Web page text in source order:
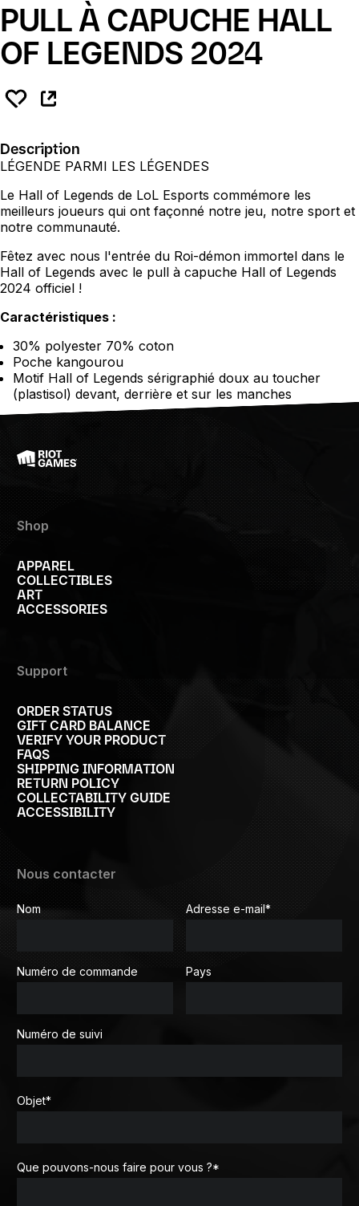
PULL À CAPUCHE HALL
OF LEGENDS 2024
Description
LÉGENDE PARMI LES LÉGENDES
Le Hall of Legends de LoL Esports commémore les
meilleurs joueurs qui ont façonné notre jeu, notre sport et
notre communauté.
Fêtez avec nous l'entrée du Roi-démon immortel dans le
Hall of Legends avec le pull à capuche Hall of Legends
2024 officiel !
Caractéristiques :
30% polyester 70% coton
Poche kangourou
Motif Hall of Legends sérigraphié doux au toucher
(plastisol) devant, derrière et sur les manches
Shop
APPAREL
COLLECTIBLES
ART
ACCESSORIES
Support
ORDER STATUS
GIFT CARD BALANCE
VERIFY YOUR PRODUCT
FAQS
SHIPPING INFORMATION
RETURN POLICY
COLLECTABILITY GUIDE
ACCESSIBILITY
Nous contacter
Nom Adresse e-mail*
Numéro de commande Pays
Numéro de suivi
Objet*
Que pouvons-nous faire pour vous ?*